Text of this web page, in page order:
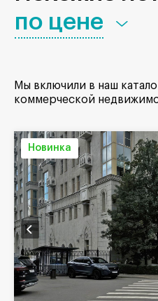
по цене
Мы включили в наш
коммерческой
Новинка